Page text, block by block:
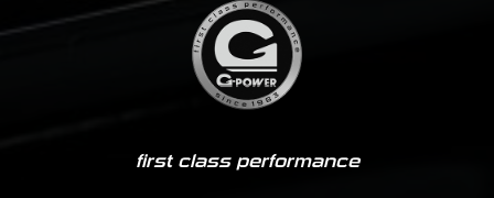
first class performance